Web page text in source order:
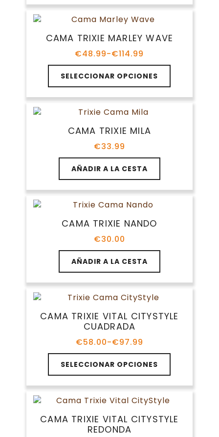
la
producto
CAMA TRIXIE MARLEY WAVE
€48.99-€114.99
Rango
de
precios:
desde
€48.99
hasta
€114.99
SELECCIONAR OPCIONES
Este
producto
tiene
múltiples
variantes.
opciones
pueden
la
producto
CAMA TRIXIE MILA
€33.99
AÑADIR A LA CESTA
CAMA TRIXIE NANDO
€30.00
AÑADIR A LA CESTA
CAMA TRIXIE VITAL CITYSTYLE
CUADRADA
€58.00-€97.99
Rango
de
precios:
desde
€58.00
hasta
€97.99
SELECCIONAR OPCIONES
Este
producto
tiene
múltiples
variantes.
opciones
CAMA TRIXIE VITAL CITYSTYLE
REDONDA